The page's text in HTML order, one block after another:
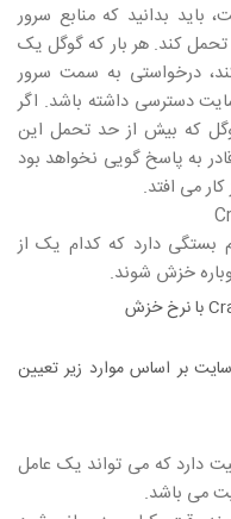
بدانید که منابع سرور
کند. هر بار که گوگل یک
درخواستی به سمت سرور
دسترسی داشته باشد. اگر
که بیش از حد تحمل این
به پاسخ گویی نخواهد بود
دارد که کدام یک از
خزش شوند.
بر اساس موارد زیر تعیین
دارد که می تواند یک عامل
می باشد.